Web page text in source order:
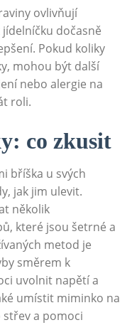
ovlivňují
dočasně
Pokud koliky
mohou být další
nebo alergie na
roli.
co zkusit
bříška u svých
jak jim ulevit.
několik
které jsou šetrné a
metod je
směrem k
uvolnit napětí a
umístit miminko na
a pomoci